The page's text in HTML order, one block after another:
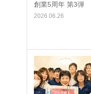
創業5周年 第3弾
2026.06.26